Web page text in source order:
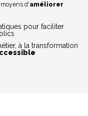
d'améliorer
pour faciliter
à la transformation